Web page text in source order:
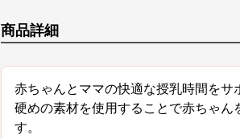
商品詳細
赤ちゃんとママの快適な授乳時間をサ
硬めの素材を使用することで赤ちゃん
す。